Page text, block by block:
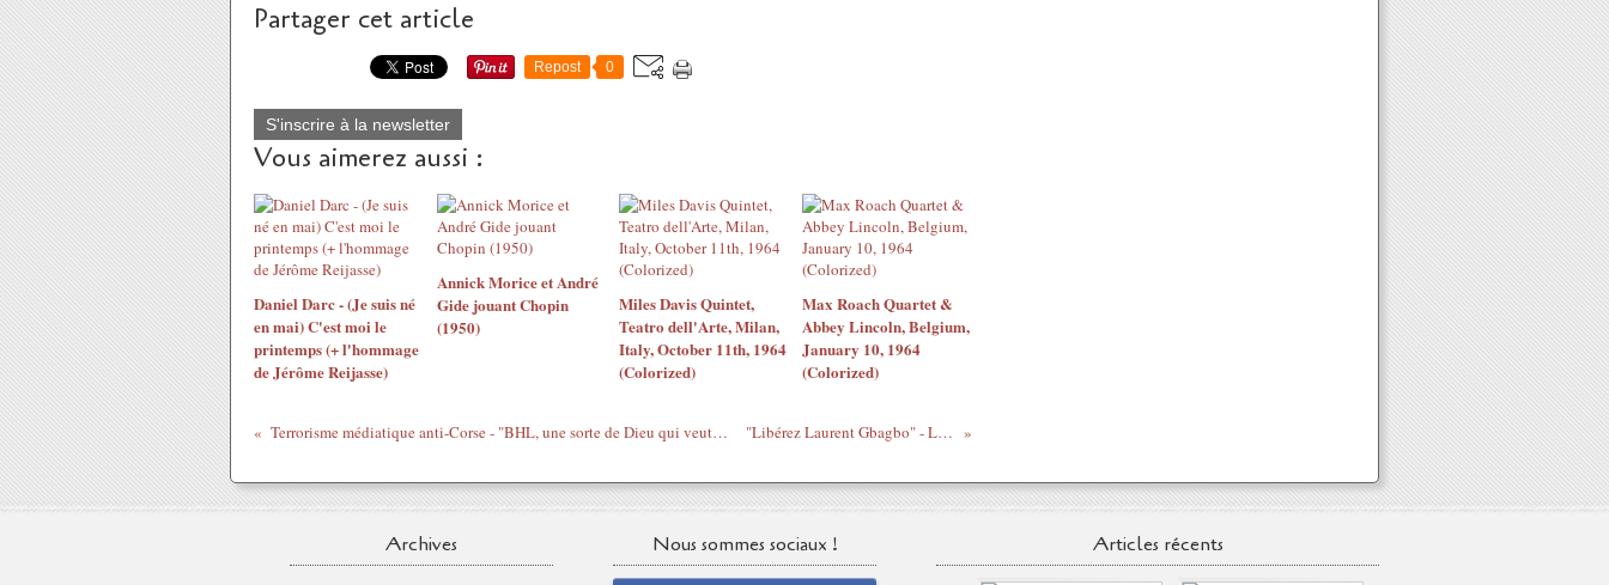
Partager cet article
Repost 0
S'inscrire à la newsletter
Vous aimerez aussi :
Daniel Darc - (Je suis né
en mai) C'est moi le
printemps (+ l'hommage
de Jérôme Reijasse)
Annick Morice et André
Gide jouant Chopin
(1950)
Miles Davis Quintet,
Teatro dell'Arte, Milan,
Italy, October 11th, 1964
(Colorized)
Max Roach Quartet &
Abbey Lincoln, Belgium,
January 10, 1964
(Colorized)
Terrorisme médiatique anti-Corse - "BHL, une sorte de Dieu qui veut infliger une punition divine à la Corse" "Libérez Laurent Gbagbo" - La Cellule esprit libre
Archives Nous sommes sociaux ! Articles récents